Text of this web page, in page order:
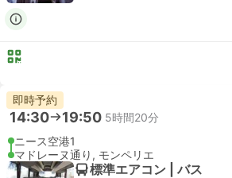
即時予約
14:30 19:50 5時間20分
ニース空港1
マドレーヌ通り, モンペリエ
標準エアコン | バス